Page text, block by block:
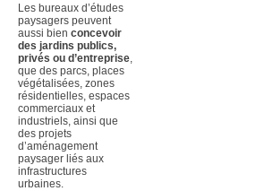
Les bureaux d’études
paysagers peuvent
aussi bien concevoir
des jardins publics,
privés ou d’entreprise
que des parcs, places
végétalisées, zones
résidentielles, espaces
commerciaux et
industriels, ainsi que
des projets
d’aménagement
paysager liés aux
infrastructures
urbaines.